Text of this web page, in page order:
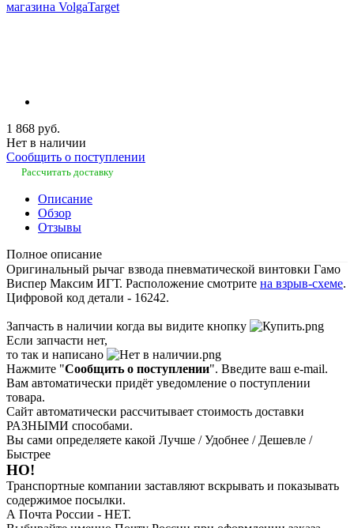
1 868 руб.
Нет в наличии
Сообщить о поступлении
Рассчитать доставку
Описание
Обзор
Отзывы
Полное описание
Оригинальный рычаг взвода пневматической винтовки Гамо
Виспер Максим ИГТ. Расположение смотрите на взрыв-схеме.
Цифровой код детали - 16242.
Запчасть в наличии когда вы видите кнопку
Если запчасти нет,
то так и написано
Нажмите "Сообщить о поступлении". Введите ваш e-mail.
Вам автоматически придёт уведомление о поступлении
товара.
Сайт автоматически рассчитывает стоимость доставки
РАЗНЫМИ способами.
Вы сами определяете какой Лучше / Удобнее / Дешевле /
Быстрее
НО!
Транспортные компании заставляют вскрывать и показывать
содержимое посылки.
А Почта России - НЕТ.